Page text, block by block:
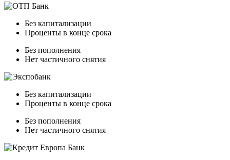
Без капитализации
Проценты в конце срока
Без пополнения
Нет частичного снятия
Без капитализации
Проценты в конце срока
Без пополнения
Нет частичного снятия